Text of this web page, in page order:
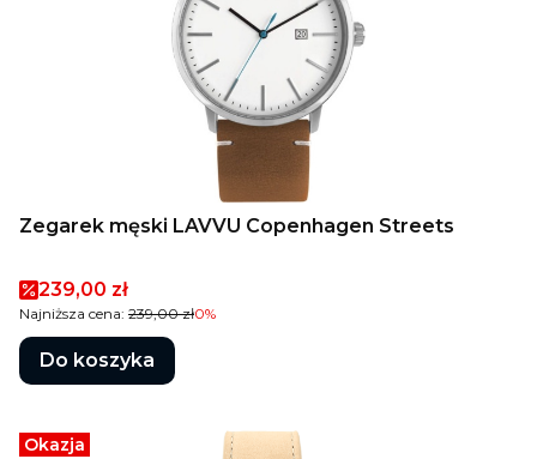
Zegarek męski LAVVU Copenhagen Streets
Cena promocyjna
239,00 zł
Najniższa cena: 239,00 zł0%
Do koszyka
Okazja